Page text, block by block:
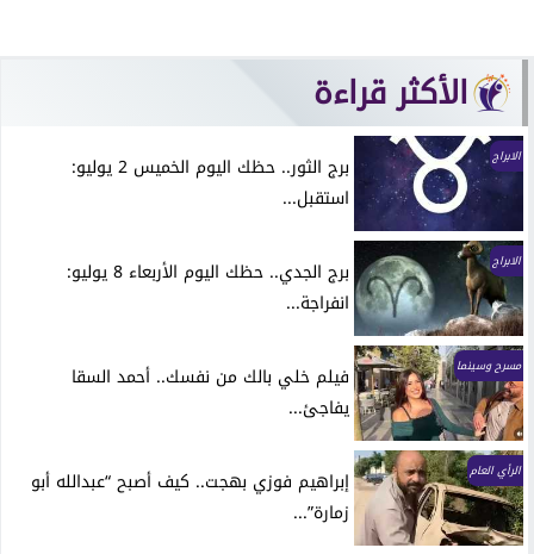
الأكثر قراءة
الابراج
برج الثور.. حظك اليوم الخميس 2 يوليو:
استقبل...
الابراج
برج الجدي.. حظك اليوم الأربعاء 8 يوليو:
انفراجة...
مسرح وسينما
فيلم خلي بالك من نفسك.. أحمد السقا
يفاجئ...
الرأي العام
إبراهيم فوزي بهجت.. كيف أصبح “عبدالله أبو
زمارة”...